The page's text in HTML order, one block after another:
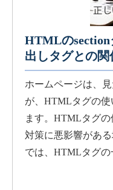
HTMLのsection
出しタグとの関
ホームページは、
が、HTMLタグの使
ます。HTMLタグ
対策に悪影響があ
では、HTMLタグ